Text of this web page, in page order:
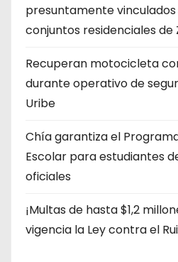
presuntamente
conjuntos residenciales de
Recuperan motocicleta
durante operativo de
Uribe
Chía garantiza el
Escolar para estudiantes
oficiales
¡Multas de hasta $1,2
vigencia la Ley contra el